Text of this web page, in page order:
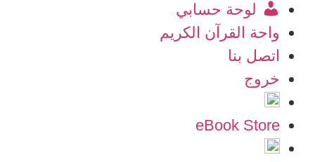
لوحة حسابي
واحة القرآن الكريم
اتصل بنا
خروج
eBook Store